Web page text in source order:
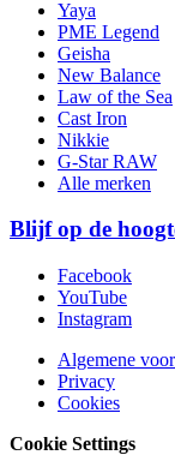
Yaya
PME Legend
Geisha
New Balance
Law of the Sea
Cast Iron
Nikkie
G-Star RAW
Alle merken
Blijf op de
Facebook
YouTube
Instagram
Algemene
Privacy
Cookies
Cookie Settings